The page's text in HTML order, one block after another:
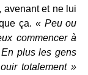
avenant et ne lui
ça. « Peu ou
commencer à
plus les gens
totalement »